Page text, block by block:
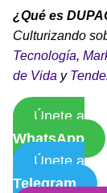
¿Qué es
Culturizando
Tecnología,
de Vida y
Únete a
WhatsApp
Únete a
Telegram